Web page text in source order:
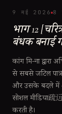
9 मई 2026 8
भाग 12
बंधक बनाई
कांग मि-ना
से सबसे जटिल
और उसके बदले में
सोशल मीडिया疏
करती है।